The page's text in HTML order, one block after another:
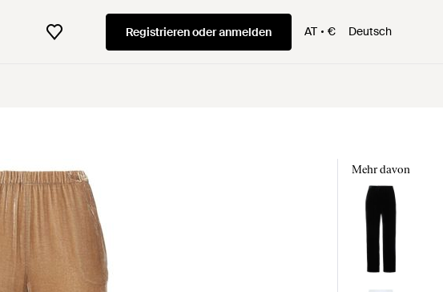
Registrieren oder anmelden AT € Deutsch
Mehr davon